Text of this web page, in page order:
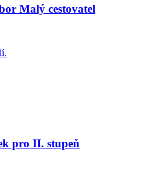
Malý cestovatel
pro II. stupeň